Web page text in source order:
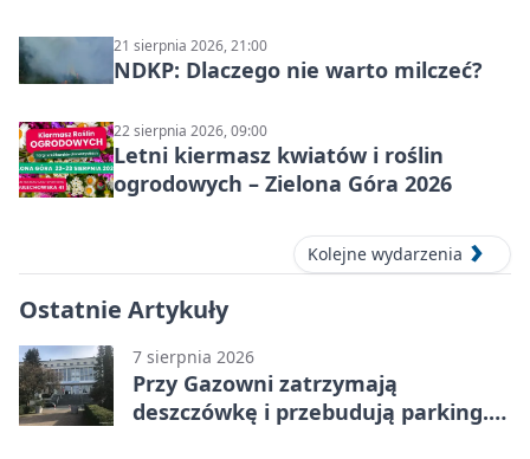
21 sierpnia 2026, 21:00
NDKP: Dlaczego nie warto milczeć?
22 sierpnia 2026, 09:00
Letni kiermasz kwiatów i roślin
ogrodowych – Zielona Góra 2026
Kolejne wydarzenia
Ostatnie Artykuły
7 sierpnia 2026
Przy Gazowni zatrzymają
deszczówkę i przebudują parking.